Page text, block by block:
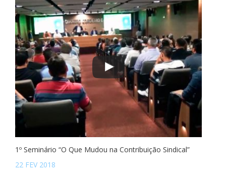
1º Seminário “O Que Mudou na Contribuição Sindical”
22 FEV 2018